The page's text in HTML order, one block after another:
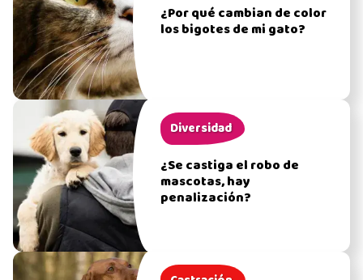
¿Por qué cambian de color
los bigotes de mi gato?
Diversidad
¿Se castiga el robo de
mascotas, hay
penalización?